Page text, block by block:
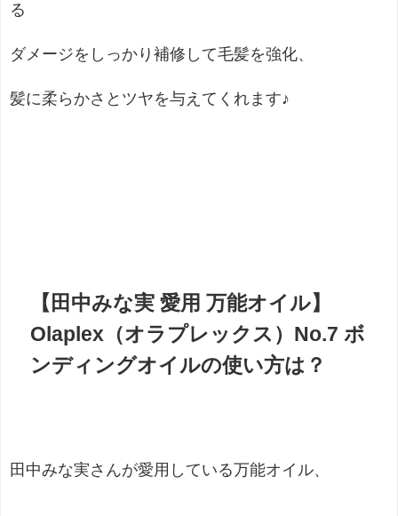
る
ダメージをしっかり補修して毛髪を強化、
髪に柔らかさとツヤを与えてくれます♪
【田中みな実 愛用 万能オイル】
Olaplex（オラプレックス）No.7 ボ
ンディングオイルの使い方は？
田中みな実さんが愛用している万能オイル、